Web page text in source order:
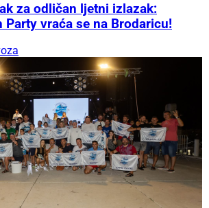
za odličan ljetni izlazak:
Party vraća se na Brodaricu!